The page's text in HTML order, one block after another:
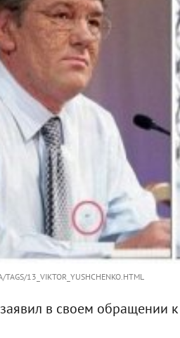
13_VIKTOR_YUSHCHENKO.HTML
в своем обращении